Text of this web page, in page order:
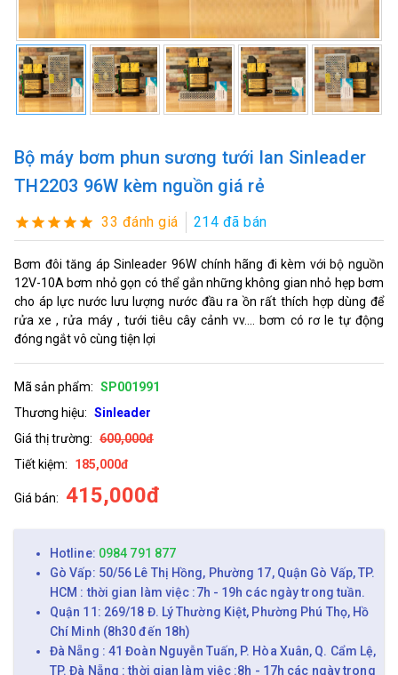
Bộ máy bơm phun sương tưới lan Sinleader
TH2203 96W kèm nguồn giá rẻ
33 đánh giá 214 đã bán
Bơm đôi tăng áp Sinleader 96W chính hãng đi kèm với bộ nguồn
12V-10A bơm nhỏ gọn có thể gắn những không gian nhỏ hẹp bơm
cho áp lực nước lưu lượng nước đầu ra ồn rất thích hợp dùng để
rửa xe , rửa máy , tưới tiêu cây cảnh vv.... bơm có rơ le tự động
đóng ngắt vô cùng tiện lợi
Mã sản phẩm: SP001991
Thương hiệu: Sinleader
Giá thị trường: 600,000đ
Tiết kiệm:
185,000đ
Giá bán: 415,000đ
Hotline: 0984 791 877
Gò Vấp: 50/56 Lê Thị Hồng, Phường 17, Quận Gò Vấp, TP.
HCM : thời gian làm việc :7h - 19h các ngày trong tuần.
Quận 11: 269/18 Đ. Lý Thường Kiệt, Phường Phú Thọ, Hồ
Chí Minh (8h30 đến 18h)
Đà Nẵng : 41 Đoàn Nguyễn Tuấn, P. Hòa Xuân, Q. Cẩm Lệ,
TP. Đà Nẵng : thời gian làm việc :8h - 17h các ngày trong